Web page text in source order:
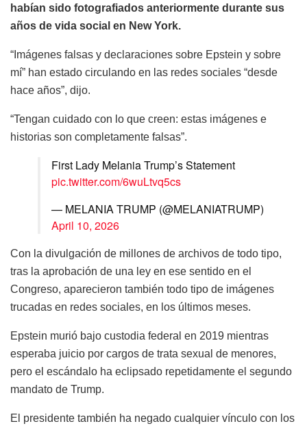
habían sido fotografiados anteriormente durante sus
años de vida social en New York.
“Imágenes falsas y declaraciones sobre Epstein y sobre
mí” han estado circulando en las redes sociales “desde
hace años”, dijo.
“Tengan cuidado con lo que creen: estas imágenes e
historias son completamente falsas”.
First Lady Melania Trump’s Statement
pic.twitter.com/6wuLtvq5cs
— MELANIA TRUMP (@MELANIATRUMP)
April 10, 2026
Con la divulgación de millones de archivos de todo tipo,
tras la aprobación de una ley en ese sentido en el
Congreso, aparecieron también todo tipo de imágenes
trucadas en redes sociales, en los últimos meses.
Epstein murió bajo custodia federal en 2019 mientras
esperaba juicio por cargos de trata sexual de menores,
pero el escándalo ha eclipsado repetidamente el segundo
mandato de Trump.
El presidente también ha negado cualquier vínculo con los